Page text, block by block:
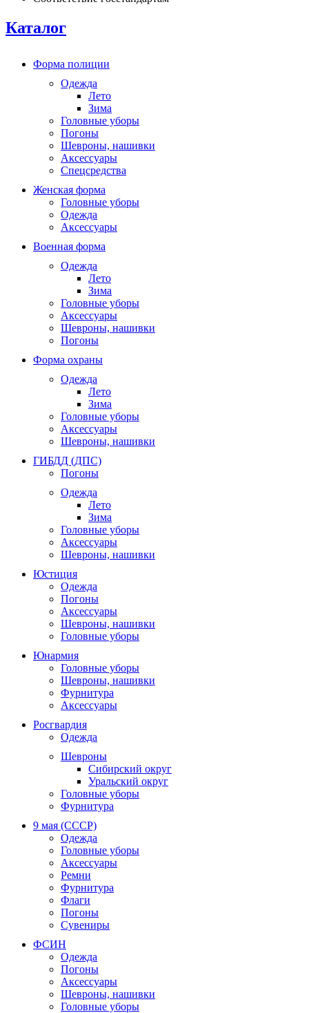
Каталог
Форма полиции
Одежда
Лето
Зима
Головные уборы
Погоны
Шевроны, нашивки
Аксессуары
Спецсредства
Женская форма
Головные уборы
Одежда
Аксессуары
Военная форма
Одежда
Лето
Зима
Головные уборы
Аксессуары
Шевроны, нашивки
Погоны
Форма охраны
Одежда
Лето
Зима
Головные уборы
Аксессуары
Шевроны, нашивки
ГИБДД (ДПС)
Погоны
Одежда
Лето
Зима
Головные уборы
Аксессуары
Шевроны, нашивки
Юстиция
Одежда
Погоны
Аксессуары
Шевроны, нашивки
Головные уборы
Юнармия
Головные уборы
Шевроны, нашивки
Фурнитура
Аксессуары
Росгвардия
Одежда
Шевроны
Сибирский округ
Уральский округ
Головные уборы
Фурнитура
9 мая (СССР)
Одежда
Головные уборы
Аксессуары
Ремни
Фурнитура
Флаги
Погоны
Сувениры
ФСИН
Одежда
Погоны
Аксессуары
Шевроны, нашивки
Головные уборы